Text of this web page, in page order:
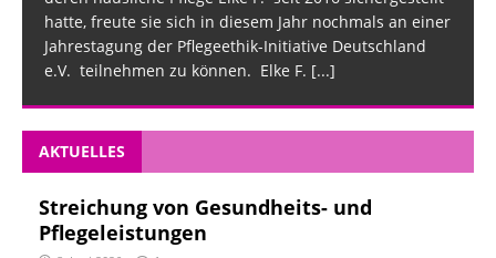
hatte, freute sie sich in diesem Jahr nochmals an einer
Jahrestagung der Pflegeethik-Initiative Deutschland
e.V. teilnehmen zu können. Elke F. [...]
AKTUELLES
Streichung von Gesundheits- und
Pflegeleistungen